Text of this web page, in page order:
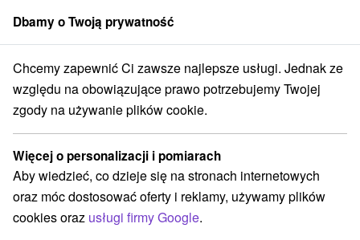
członek grupySorger
Blog
Blog
Kategorie
Wszystkie kategorie
Gorset (19) Wysokie Tatry(18)
Niskie Tatry(14) Koronawirus(1)
Dbamy o Twoją prywatność
Chcemy zapewnić Ci zawsze najlepsze usługi. Jednak ze
względu na obowiązujące prawo potrzebujemy Twojej
zgody na używanie plików cookie.
Więcej o personalizacji i pomiarach
Aby wiedzieć, co dzieje się na stronach internetowych
oraz móc dostosować oferty i reklamy, używamy plików
cookies oraz usługi firmy Google.